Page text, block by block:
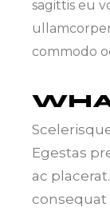
sagittis eu
commodo
Egestas
ac
consequat